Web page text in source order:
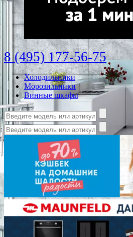
8 (495) 177-56-75
Холодильники
Морозильники
Винные шкафы